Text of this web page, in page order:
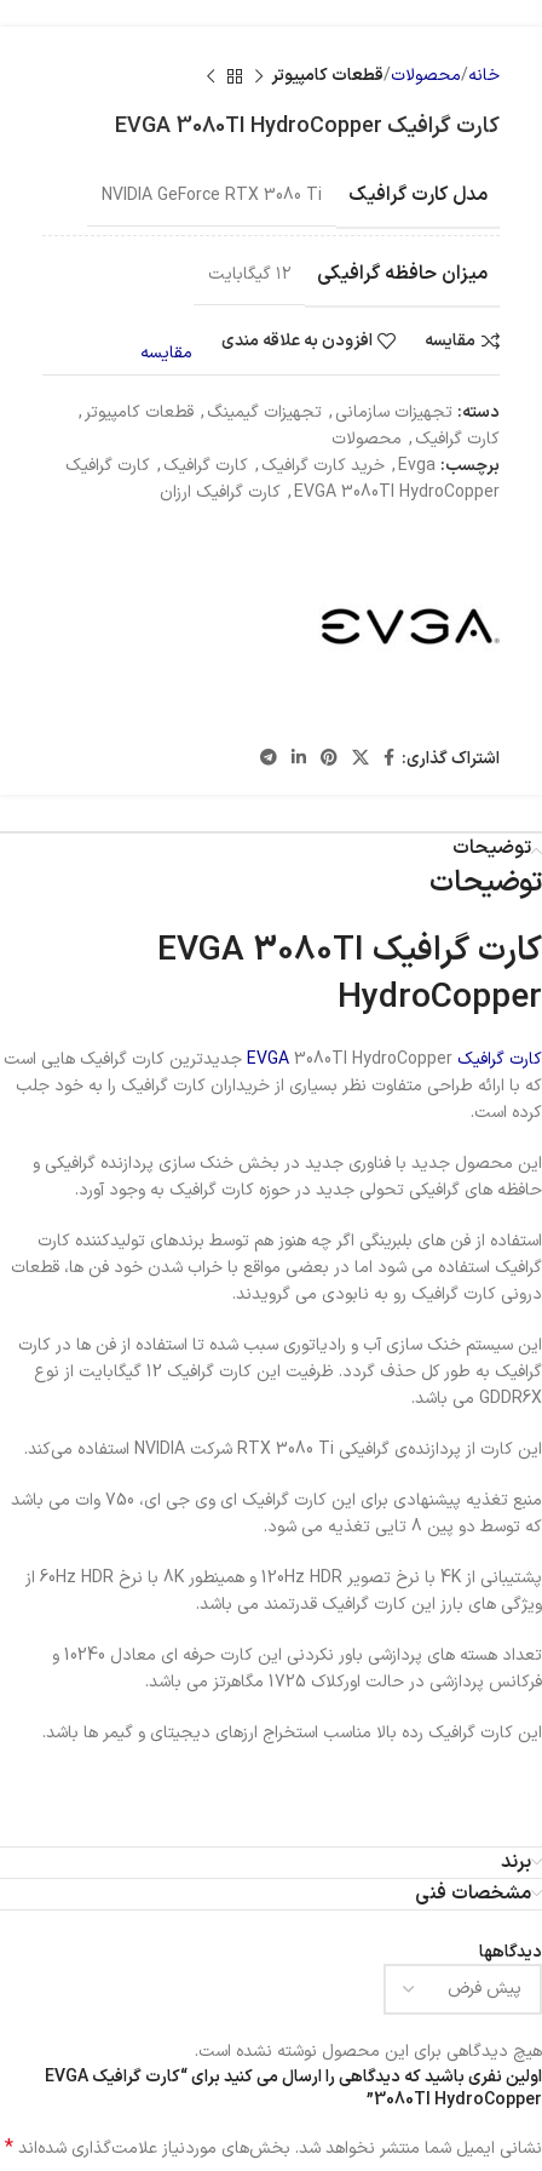
خانه محصولات قطعات کامپیوتر
کارت گرافیک EVGA 3080TI HydroCopper
مدل کارت گرافیک NVIDIA GeForce RTX 3080 Ti
میزان حافظه گرافیکی ۱۲ گیگابایت
مقایسه افزودن به علاقه مندی مقایسه
دسته: تجهیزات سازمانی, تجهیزات گیمینگ, قطعات کامپیوتر ,
کارت گرافیک, محصولات
برچسب: Evga
, خرید کارت گرافیک, کارت گرافیک, کارت گرافیک
EVGA 3080TI HydroCopper
, کارت گرافیک ارزان
اشتراک گذاری:
توضیحات
توضیحات
کارت گرافیک EVGA 3080TI
HydroCopper
کارت گرافیک EVGA3080TI HydroCopper جدیدترین کارت گرافیک هایی است
که با ارائه طراحی متفاوت نظر بسیاری از خریداران کارت گرافیک را به خود جلب
کرده است.
این محصول جدید با فناوری جدید در بخش خنک سازی پردازنده گرافیکی و
حافظه های گرافیکی تحولی جدید در حوزه کارت گرافیک به وجود آورد.
استفاده از فن های بلبرینگی اگر چه هنوز هم توسط برندهای تولیدکننده کارت
گرافیک استفاده می شود اما در بعضی مواقع با خراب شدن خود فن ها، قطعات
درونی کارت گرافیک رو به نابودی می گرویدند.
این سیستم خنک سازی آب و رادیاتوری سبب شده تا استفاده از فن ها در کارت
گرافیک به طور کل حذف گردد. ظرفیت این کارت گرافیک 12 گیگابایت از نوع
GDDR6X می باشد.
این کارت از پردازنده‌ی گرافیکی RTX 3080 Ti شرکت NVIDIA استفاده می‌کند.
منبع تغذیه پیشنهادی برای این کارت گرافیک ای وی جی ای، 750 وات می باشد
که توسط دو پین 8 تایی تغذیه می شود.
پشتیبانی از 4K با نرخ تصویر 120Hz HDR و همینطور 8K با نرخ 60Hz HDR از
ویژگی های بارز این کارت گرافیک قدرتمند می باشد.
تعداد هسته های پردازشی باور نکردنی این کارت حرفه ای معادل 10240 و
فرکانس پردازشی در حالت اورکلاک 1725 مگاهرتز می باشد.
این کارت گرافیک رده بالا مناسب استخراج ارزهای دیجیتای و گیمر ها باشد.
برند
مشخصات فنی
دیدگاهها
هیچ دیدگاهی برای این محصول نوشته نشده است.
اولین نفری باشید که دیدگاهی را ارسال می کنید برای “کارت گرافیک EVGA
3080TI HydroCopper”
نشانی ایمیل شما منتشر نخواهد شد. بخش‌های موردنیاز علامت‌گذاری شده‌اند*